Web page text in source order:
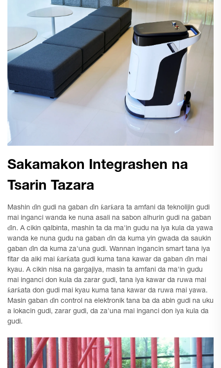
Sakamakon Integrashen na
Tsarin Tazara
Mashin ɗin gudi na gaban ɗin ƙarƙara ta amfani da teknolijin gudi
mai inganci wanda ke nuna asali na sabon alhurin gudi na gaban
ɗin. A cikin qalbinta, mashin ta da ma'in gudu na iya kula da yawa
wanda ke nuna gudu na gaban ɗin da kuma yin gwada da saukin
gaban ɗin da kuma za'una gudi. Wannan ingancin smart tana iya
fitar da aiki mai ƙarƙata gudi kuma tana kawar da gaban ɗin mai
kyau. A cikin nisa na gargajiya, masin ta amfani da ma'in gudu
mai inganci don kula da zarar gudi, tana iya kawar da ruwa mai
ƙarƙata don gudi mai kyau kuma tana kawar da ruwa mai yawa.
Masin gaban ɗin control na elektronik tana ba da abin gudi na uku
a lokacin gudi, zarar gudi, da za'una mai inganci don iya kula da
gudi.